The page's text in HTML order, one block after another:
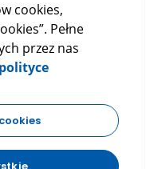
| FAQ
cookies,
Pełne
przez nas
polityce